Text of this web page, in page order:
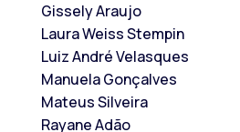
Gissely Araujo
Laura Weiss Stempin
Luiz André Velasques
Manuela Gonçalves
Mateus Silveira
Rayane Adão